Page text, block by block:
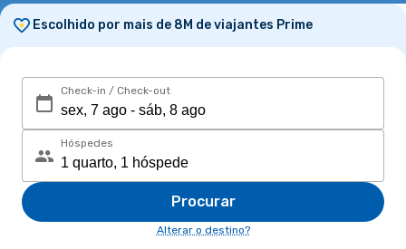
Escolhido por mais de 8M de viajantes Prime
Check-in / Check-out
Hóspedes
Procurar
Alterar o destino?